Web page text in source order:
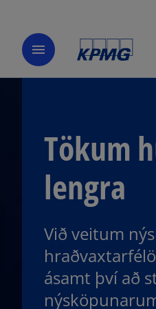
menu
Tökum
lengra
Við veitum
ásamt því að